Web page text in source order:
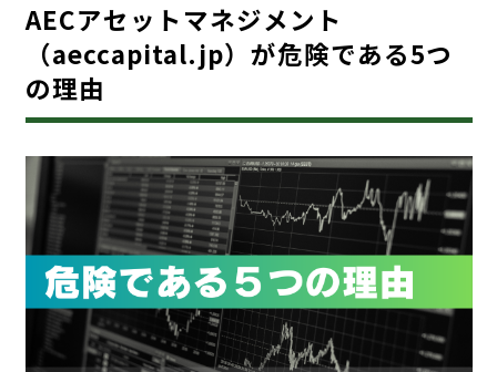
AECアセットマネジメント
（aeccapital.jp）が危険である5つ
の理由